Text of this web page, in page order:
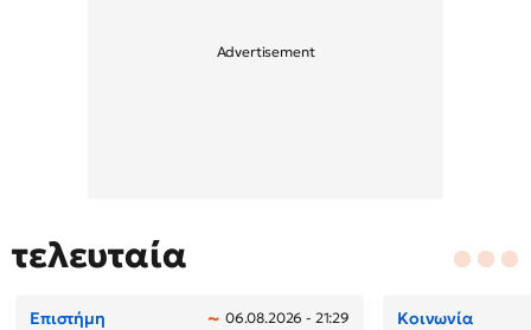
τελευταία
Επιστήμη 06.08.2026 - 21:29 Κοινωνία